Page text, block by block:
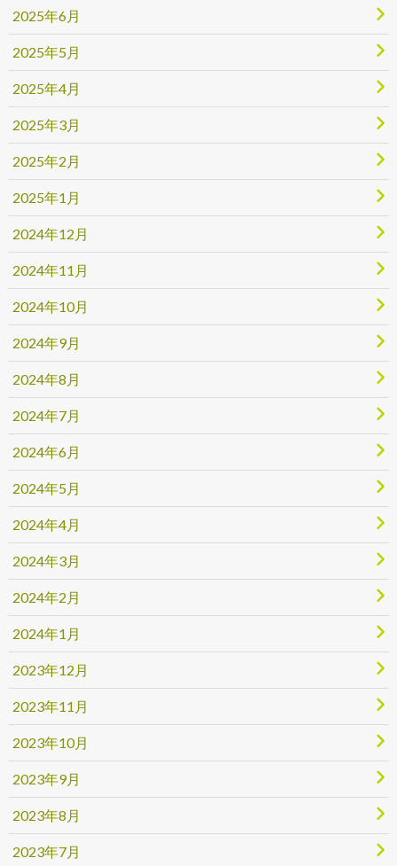
2025年6月
2025年5月
2025年4月
2025年3月
2025年2月
2025年1月
2024年12月
2024年11月
2024年10月
2024年9月
2024年8月
2024年7月
2024年6月
2024年5月
2024年4月
2024年3月
2024年2月
2024年1月
2023年12月
2023年11月
2023年10月
2023年9月
2023年8月
2023年7月